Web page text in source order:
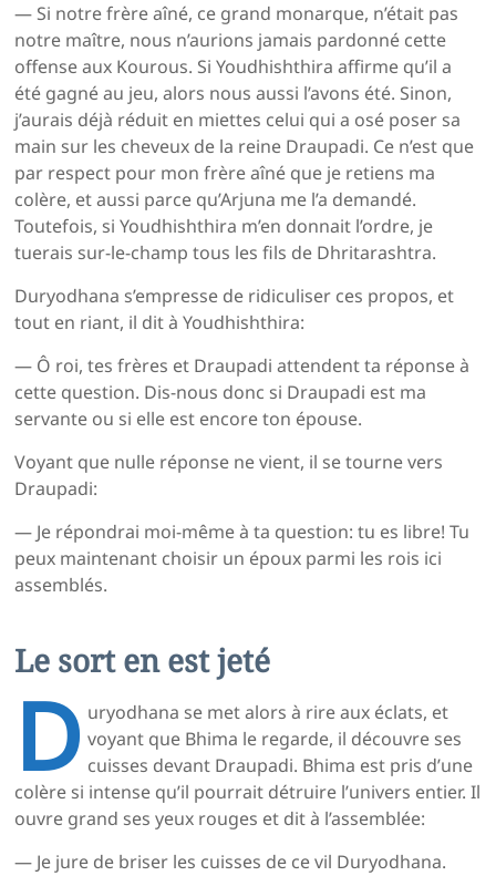
— Si notre frère aîné, ce grand monarque, n’était pas
notre maître, nous n’aurions jamais pardonné cette
offense aux Kourous. Si Youdhishthira affirme qu’il a
été gagné au jeu, alors nous aussi l’avons été. Sinon,
j’aurais déjà réduit en miettes celui qui a osé poser sa
main sur les cheveux de la reine Draupadi. Ce n’est que
par respect pour mon frère aîné que je retiens ma
colère, et aussi parce qu’Arjuna me l’a demandé.
Toutefois, si Youdhishthira m’en donnait l’ordre, je
tuerais sur-le-champ tous les fils de Dhritarashtra.
Duryodhana s’empresse de ridiculiser ces propos, et
tout en riant, il dit à Youdhishthira:
— Ô roi, tes frères et Draupadi attendent ta réponse à
cette question. Dis-nous donc si Draupadi est ma
servante ou si elle est encore ton épouse.
Voyant que nulle réponse ne vient, il se tourne vers
Draupadi:
— Je répondrai moi-même à ta question: tu es libre! Tu
peux maintenant choisir un époux parmi les rois ici
assemblés.
Le sort en est jeté
D uryodhana se met alors à rire aux éclats, et
voyant que Bhima le regarde, il découvre ses
cuisses devant Draupadi. Bhima est pris d’une
colère si intense qu’il pourrait détruire l’univers entier. Il
ouvre grand ses yeux rouges et dit à l’assemblée:
— Je jure de briser les cuisses de ce vil Duryodhana.